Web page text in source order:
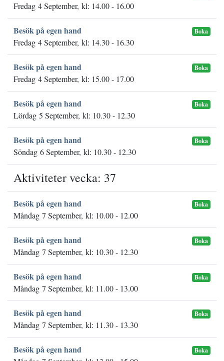
Fredag 4 September, kl: 14.00 - 16.00
Besök på egen hand Boka
Fredag 4 September, kl: 14.30 - 16.30
Besök på egen hand Boka
Fredag 4 September, kl: 15.00 - 17.00
Besök på egen hand Boka
Lördag 5 September, kl: 10.30 - 12.30
Besök på egen hand Boka
Söndag 6 September, kl: 10.30 - 12.30
Aktiviteter vecka: 37
Besök på egen hand Boka
Måndag 7 September, kl: 10.00 - 12.00
Besök på egen hand Boka
Måndag 7 September, kl: 10.30 - 12.30
Besök på egen hand Boka
Måndag 7 September, kl: 11.00 - 13.00
Besök på egen hand Boka
Måndag 7 September, kl: 11.30 - 13.30
Besök på egen hand Boka